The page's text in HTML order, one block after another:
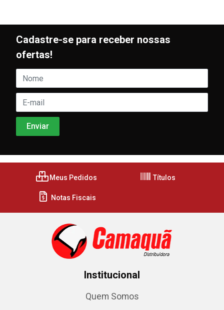
Cadastre-se para receber nossas
ofertas!
Meus Pedidos Títulos
Notas Fiscais
Institucional
Quem Somos